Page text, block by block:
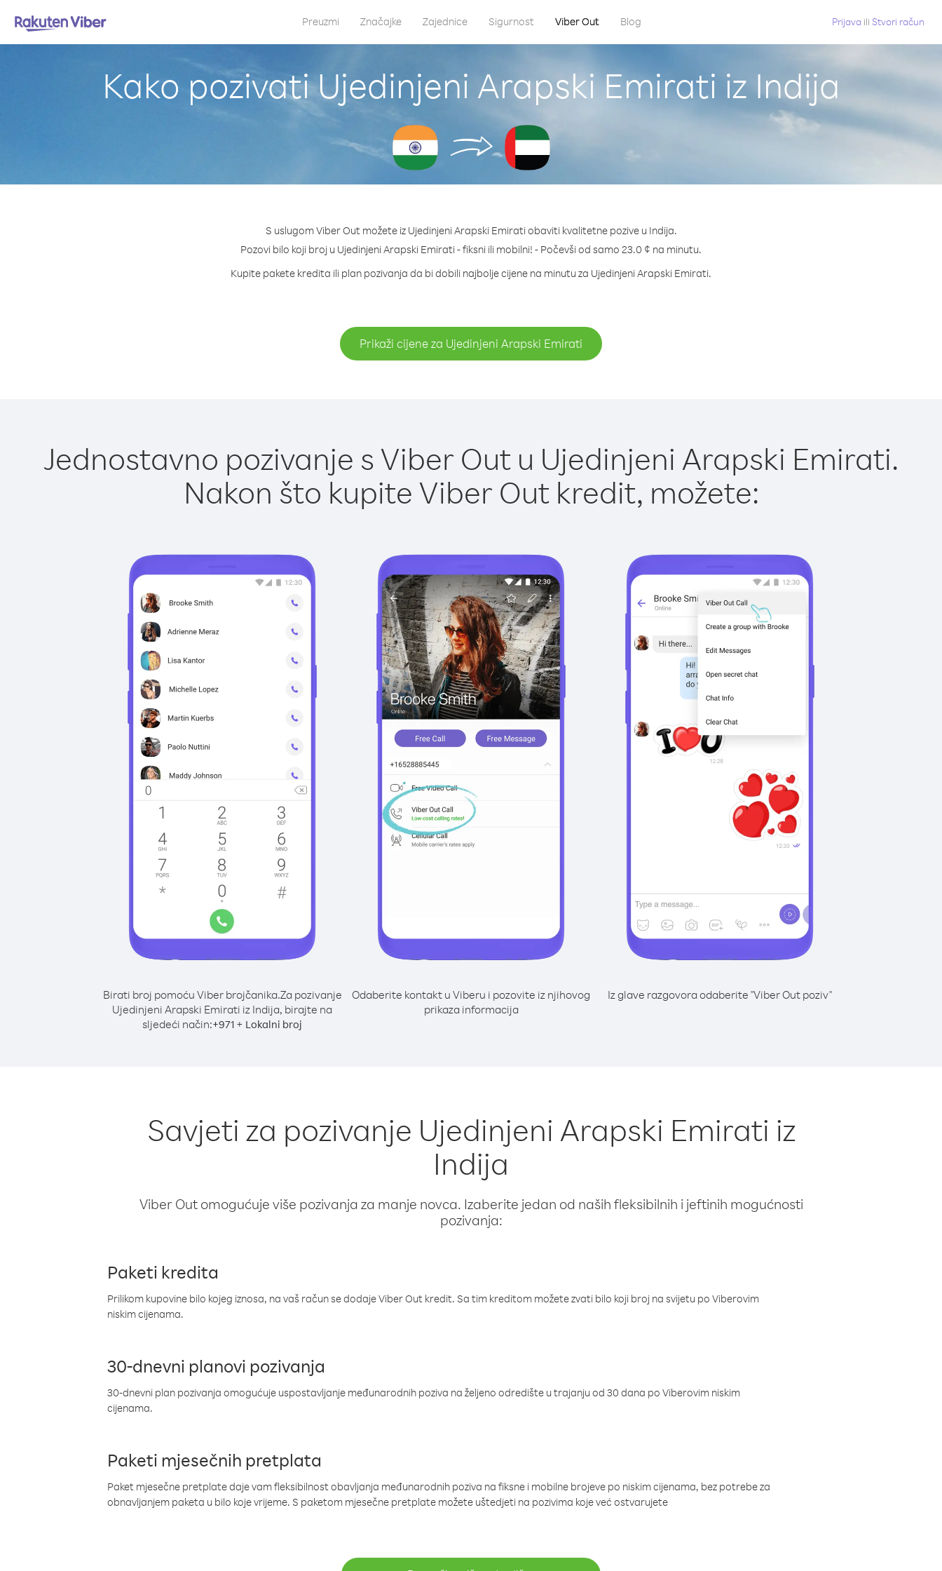
Preuzmi Značajke Zajednice Sigurnost Viber Out Blog Prijava ili Stvori račun
Kako pozivati Ujedinjeni Arapski Emirati iz Indija
S uslugom Viber Out možete iz Ujedinjeni Arapski Emirati obaviti kvalitetne pozive u Indija.
Pozovi bilo koji broj u Ujedinjeni Arapski Emirati - fiksni ili mobilni! - Počevši od samo 23.0 ¢ na minutu.
Kupite pakete kredita ili plan pozivanja da bi dobili najbolje cijene na minutu za Ujedinjeni Arapski Emirati.
Prikaži cijene za Ujedinjeni Arapski Emirati
Jednostavno pozivanje s Viber Out u Ujedinjeni Arapski Emirati.
Nakon što kupite Viber Out kredit, možete:
Birati broj pomoću Viber brojčanika.Za pozivanje
Ujedinjeni Arapski Emirati iz Indija, birajte na
sljedeći način:+971 + Lokalni broj
Odaberite kontakt u Viberu i pozovite iz njihovog
prikaza informacija
Iz glave razgovora odaberite "Viber Out poziv"
Savjeti za pozivanje Ujedinjeni Arapski Emirati iz
Indija
Viber Out omogućuje više pozivanja za manje novca. Izaberite jedan od naših fleksibilnih i jeftinih mogućnosti
pozivanja:
Paketi kredita
Prilikom kupovine bilo kojeg iznosa, na vaš račun se dodaje Viber Out kredit. Sa tim kreditom možete zvati bilo koji broj na svijetu po Viberovim
niskim cijenama.
30-dnevni planovi pozivanja
30-dnevni plan pozivanja omogućuje uspostavljanje međunarodnih poziva na željeno odredište u trajanju od 30 dana po Viberovim niskim
cijenama.
Paketi mjesečnih pretplata
Paket mjesečne pretplate daje vam fleksibilnost obavljanja međunarodnih poziva na fiksne i mobilne brojeve po niskim cijenama, bez potrebe za
obnavljanjem paketa u bilo koje vrijeme. S paketom mjesečne pretplate možete uštedjeti na pozivima koje već ostvarujete